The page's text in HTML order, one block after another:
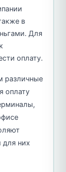
в
Для
оплату.
различные
оплату
для них